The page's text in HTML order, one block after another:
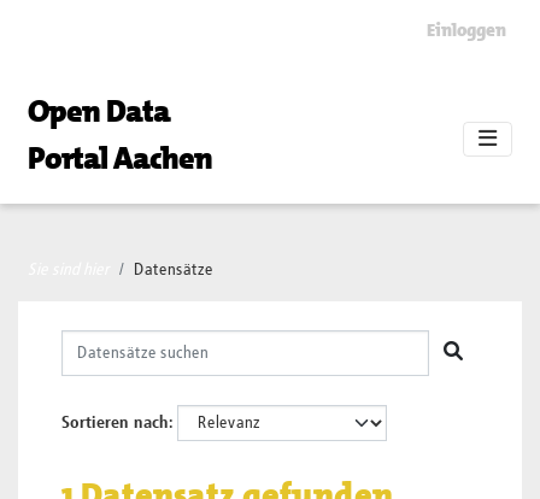
Einloggen
Open Data
Portal Aachen
Datensätze
Sortieren nach